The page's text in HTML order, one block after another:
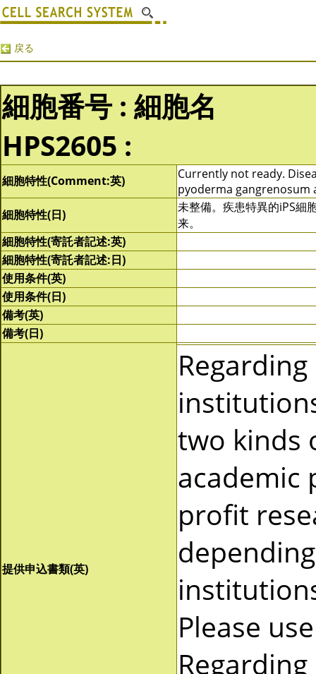
戻る
細胞番号 : 細胞名
HPS2605 :
細胞特性(Comment:英)
Currently not ready.
pyoderma gangrenosum
細胞特性(日)
未整備。疾患特異的iPS細
来。
細胞特性(寄託者記述:英)
細胞特性(寄託者記述:日)
使用条件(英)
使用条件(日)
備考(英)
備考(日)
提供申込書類(英)
two kinds
academic
profit
Please